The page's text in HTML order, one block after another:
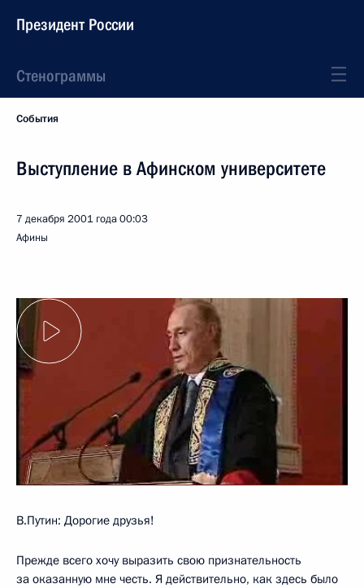
Президент России
Стенограммы
События
Выступление в Афинском университете
7 декабря 2001 года00:03
Афины
В.Путин: Дорогие друзья!
Прежде всего хочу выразить свою признательность
за оказанную мне честь. Я действительно, как здесь было